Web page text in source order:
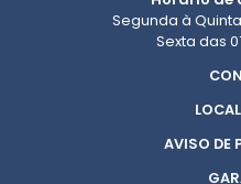
Segunda à
Sexta das
AVISO DE